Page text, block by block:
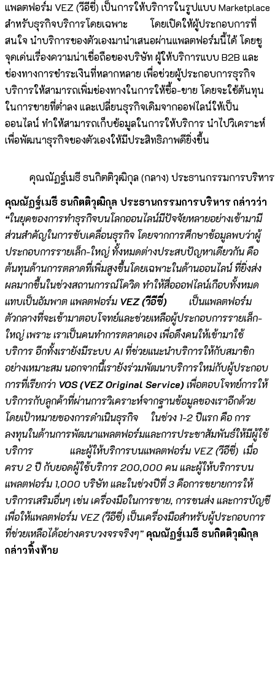
แพลตฟอร์ม VEZ (วีอีซี่) เป็นการให้บริการในรูปแบบ Marketplace
สำหรับธุรกิจบริการโดยเฉพาะ โดยเปิดให้ผู้ประกอบการที่
สนใจ นำบริการของตัวเองมานำเสนอผ่านแพลตฟอร์มนี้ได้ โดยชู
จุดเด่นเรื่องความน่าเชื่อถือของบริษัท ผู้ให้บริการแบบ B2B และ
ช่องทางการชำระเงินที่หลากหลาย เพื่อช่วยผู้ประกอบการธุรกิจ
บริการให้สามารถเพิ่มช่องทางในการให้ซื้อ-ขาย โดยจะใช้ต้นทุน
ในการขายที่ต่ำลง และเปลี่ยนธุรกิจเดิมจากออฟไลน์ให้เป็น
ออนไลน์ ทำให้สามารถเก็บข้อมูลในการให้บริการ นำไปวิเคราะห์
เพื่อพัฒนาธุรกิจของตัวเองให้มีประสิทธิภาพดียิ่งขึ้น
คุณณัฏฐ์เมธี ธนกิตติวุฒิกุล (กลาง) ประธานกรรมการบริหาร
คุณณัฏฐ์เมธี ธนกิตติวุฒิกุล ประธานกรรมการบริหาร กล่าวว่า
“ในยุคของการทำธุรกิจบนโลกออนไลน์มีปัจจัยหลายอย่างเข้ามามี
ส่วนสำคัญในการขับเคลื่อนธุรกิจ โดยจากการศึกษาข้อมูลพบว่าผู้
ประกอบการรายเล็ก-ใหญ่ ทั้งหมดต่างประสบปัญหาเดียวกัน คือ
ต้นทุนด้านการตลาดที่เพิ่มสูงขึ้นโดยเฉพาะในด้านออนไลน์ ที่ยิ่งส่ง
ผลมากขึ้นในช่วงสถานการณ์โควิด ทำให้สื่อออฟไลน์เกือบทั้งหมด
แทบเป็นอัมพาต แพลตฟอร์ม VEZ (วีอีซี่) เป็นแพลตฟอร์ม
ตัวกลางที่จะเข้ามาตอบโจทย์และช่วยเหลือผู้ประกอบการรายเล็ก-
ใหญ่ เพราะ เราเป็นคนทำการตลาดเอง เพื่อดึงคนให้เข้ามาใช้
บริการ อีกทั้งเรายังมีระบบAI ที่ช่วยแนะนำบริการให้กับสมาชิก
อย่างเหมาะสม นอกจากนี้เรายังร่วมพัฒนาบริการใหม่กับผู้ประกอบ
การที่เรียกว่า VOS (VEZ Original Service)เพื่อตอบโจทย์การให้
บริการกับลูกค้าที่ผ่านการวิเคราะห์จากฐานข้อมูลของเราอีกด้วย
โดยเป้าหมายของการดำเนินธุรกิจ ในช่วง 1-2 ปีแรก คือ การ
ลงทุนในด้านการพัฒนาแพลตฟอร์มและการประชาสัมพันธ์ให้มีผู้ใช้
บริการ และผู้ให้บริการบนแพลตฟอร์ม VEZ (วีอีซี่) เมื่อ
ครบ 2 ปี กับยอดผู้ใช้บริการ 200,000 คน และผู้ให้บริการบน
แพลตฟอร์ม 1,000 บริษัท และในช่วงปีที่ 3 คือการขยายการให้
บริการเสริมอื่นๆ เช่น เครื่องมือในการขาย, การขนส่ง และการบัญชี
เพื่อให้แพลตฟอร์ม VEZ (วีอีซี่) เป็นเครื่องมือสำหรับผู้ประกอบการ
ที่ช่วยเหลือได้อย่างครบวงจรจริงๆ” คุณณัฏฐ์เมธี ธนกิตติวุฒิกุล
กล่าวทิ้งท้าย